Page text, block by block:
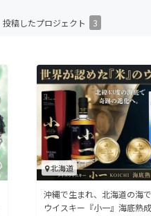
CAMPFIRE
投稿したプロジェクト 3
北海道
沖縄で生まれ、北海道の海
ウイスキー『小一』海底熟